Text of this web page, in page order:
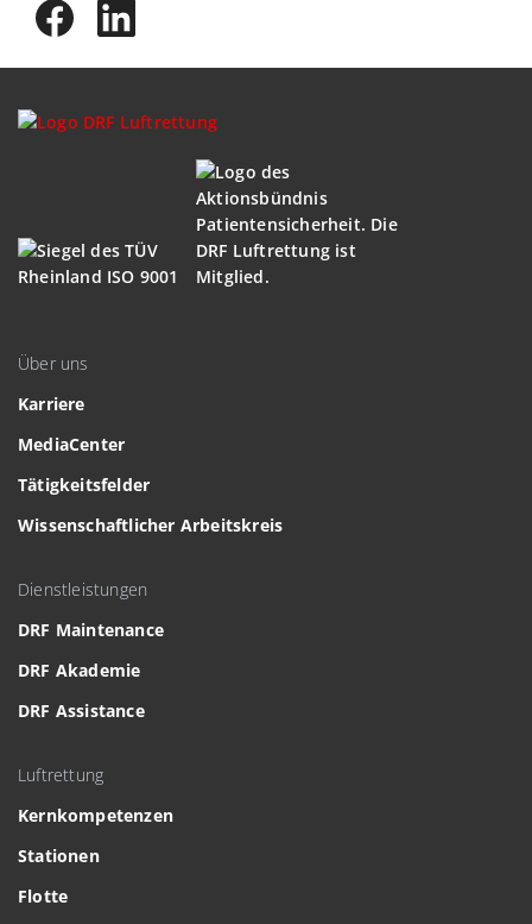
Über uns
Karriere
MediaCenter
Tätigkeitsfelder
Wissenschaftlicher Arbeitskreis
Dienstleistungen
DRF Maintenance
DRF Akademie
DRF Assistance
Luftrettung
Kernkompetenzen
Stationen
Flotte